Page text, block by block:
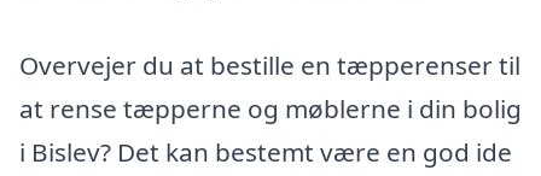
Overvejer du at bestille en tæpperenser til
at rense tæpperne og møblerne i din bolig
i Bislev? Det kan bestemt være en god ide